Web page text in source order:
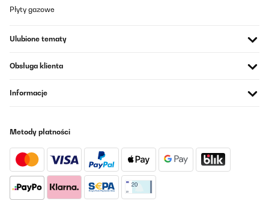
Wirklich guter Hingucker für teure Uhren. Nahezu geräuschlos,
Amazon-Benutzer
25/06/2025
Tolles Produkt
Płyty gazowe
Ulubione tematy
Obsługa klienta
Informacje
Metody płatności